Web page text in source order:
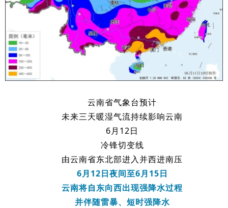
云南省气象台预计
未来三天暖湿气流持续影响云南
6月12日
冷锋切变线
由云南省东北部进入并西进南压
6月12日夜间至6月15日
云南将自东向西出现强降水过程
并伴随雷暴、短时强降水